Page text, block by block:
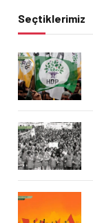
Seçtiklerimiz